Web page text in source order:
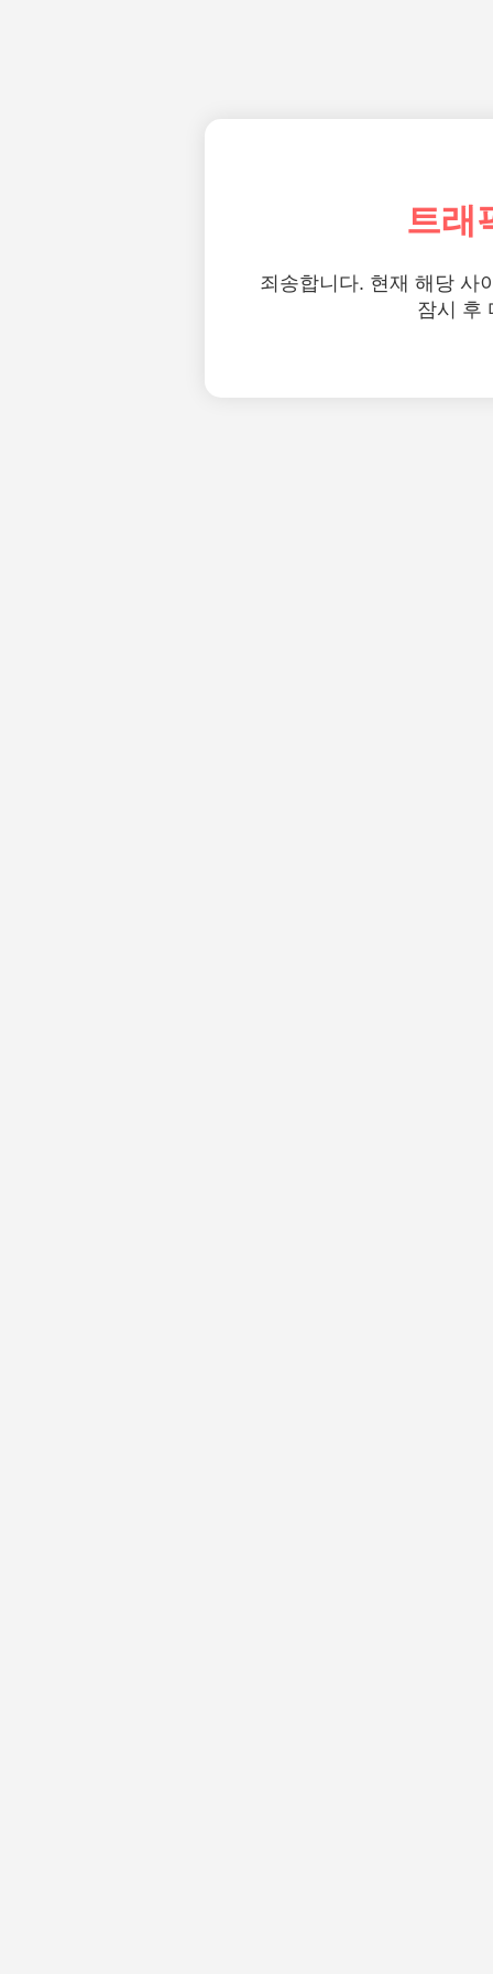
트래
죄송합니다. 현재 해당 사
잠시 후